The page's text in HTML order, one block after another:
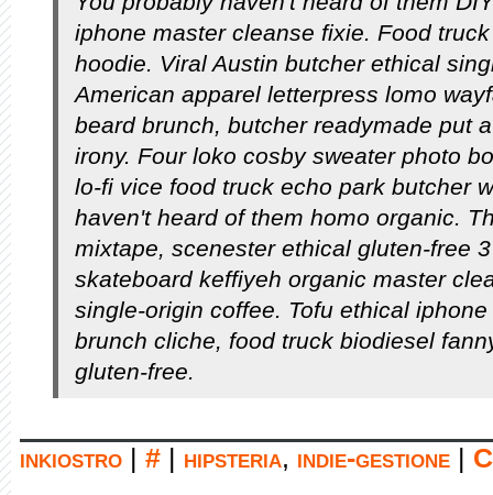
iphone master cleanse fixie. Food
hoodie. Viral Austin butcher ethical
American apparel letterpress lomo
beard brunch, butcher readymade put
irony. Four loko cosby sweater photo
lo-fi vice food truck echo park butcher
haven't heard of them homo organic.
mixtape, scenester ethical gluten-free
skateboard keffiyeh organic master
single-origin coffee. Tofu ethical
brunch cliche, food truck biodiesel
gluten-free.
inkiostro # hipsteria, indie-gestione